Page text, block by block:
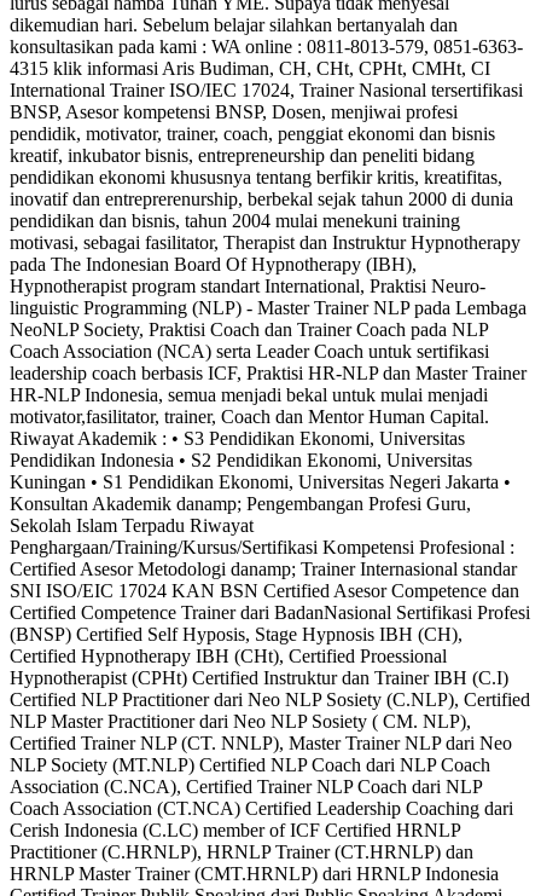
dikemudian hari. Sebelum belajar silahkan bertanyalah dan
konsultasikan pada kami : WA online : 0811-8013-579, 0851-6363-
4315 klik informasi Aris Budiman, CH, CHt, CPHt, CMHt, CI
International Trainer ISO/IEC 17024, Trainer Nasional tersertifikasi
BNSP, Asesor kompetensi BNSP, Dosen, menjiwai profesi
pendidik, motivator, trainer, coach, penggiat ekonomi dan bisnis
kreatif, inkubator bisnis, entrepreneurship dan peneliti bidang
pendidikan ekonomi khususnya tentang berfikir kritis, kreatifitas,
inovatif dan entreprerenurship, berbekal sejak tahun 2000 di dunia
pendidikan dan bisnis, tahun 2004 mulai menekuni training
motivasi, sebagai fasilitator, Therapist dan Instruktur Hypnotherapy
pada The Indonesian Board Of Hypnotherapy (IBH),
Hypnotherapist program standart International, Praktisi Neuro-
linguistic Programming (NLP) - Master Trainer NLP pada Lembaga
NeoNLP Society, Praktisi Coach dan Trainer Coach pada NLP
Coach Association (NCA) serta Leader Coach untuk sertifikasi
leadership coach berbasis ICF, Praktisi HR-NLP dan Master Trainer
HR-NLP Indonesia, semua menjadi bekal untuk mulai menjadi
motivator,fasilitator, trainer, Coach dan Mentor Human Capital.
Riwayat Akademik : • S3 Pendidikan Ekonomi, Universitas
Pendidikan Indonesia • S2 Pendidikan Ekonomi, Universitas
Kuningan • S1 Pendidikan Ekonomi, Universitas Negeri Jakarta •
Konsultan Akademik danamp; Pengembangan Profesi Guru,
Sekolah Islam Terpadu Riwayat
Penghargaan/Training/Kursus/Sertifikasi Kompetensi Profesional :
Certified Asesor Metodologi danamp; Trainer Internasional standar
SNI ISO/EIC 17024 KAN BSN Certified Asesor Competence dan
Certified Competence Trainer dari BadanNasional Sertifikasi Profesi
(BNSP) Certified Self Hyposis, Stage Hypnosis IBH (CH),
Certified Hypnotherapy IBH (CHt), Certified Proessional
Hypnotherapist (CPHt) Certified Instruktur dan Trainer IBH (C.I)
Certified NLP Practitioner dari Neo NLP Sosiety (C.NLP), Certified
NLP Master Practitioner dari Neo NLP Sosiety ( CM. NLP),
Certified Trainer NLP (CT. NNLP), Master Trainer NLP dari Neo
NLP Society (MT.NLP) Certified NLP Coach dari NLP Coach
Association (C.NCA), Certified Trainer NLP Coach dari NLP
Coach Association (CT.NCA) Certified Leadership Coaching dari
Cerish Indonesia (C.LC) member of ICF Certified HRNLP
Practitioner (C.HRNLP), HRNLP Trainer (CT.HRNLP) dan
HRNLP Master Trainer (CMT.HRNLP) dari HRNLP Indonesia